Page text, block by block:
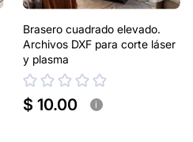
Brasero cuadrado elevado.
Archivos DXF para corte láser
y plasma
$ 10.00 i